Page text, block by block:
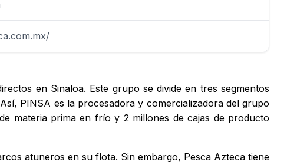
en Sinaloa. Este grupo se divide en tres segmentos
PINSA es la procesadora y comercializadora del grupo
materia prima en frío y 2 millones de cajas de producto
atuneros en su flota. Sin embargo, Pesca Azteca tiene